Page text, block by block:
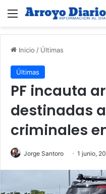
Menú
Inicio / Últimas
Últimas
PF incauta
destinadas
criminales
Jorge Santoro 1 junio,